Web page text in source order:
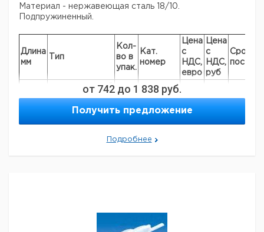
Материал - нержавеющая сталь 18/10.
Подпружиненный.
Длина
мм
Тип
Кол-
во в
упак.
Кат.
номер
Цена
с
НДС,
евро
Цена
с
НДС,
руб
Срок
незаостренный
прямой
1 4008471
незаостренный
1 4008472
1 4008473
1 4008475
от 742 до 1 838 руб.
Получить предложение
Подробнее